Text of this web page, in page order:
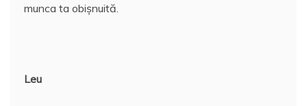
munca ta obișnuită.
Leu